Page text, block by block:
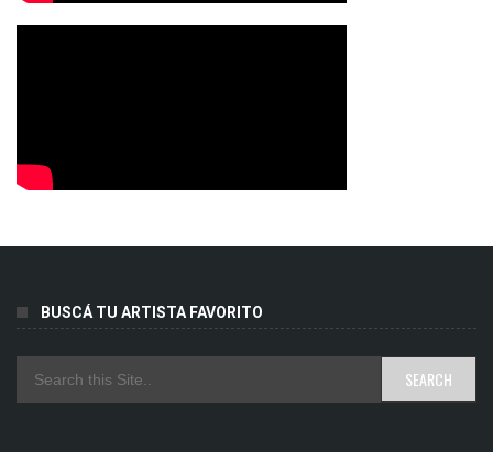
BUSCÁ TU ARTISTA FAVORITO